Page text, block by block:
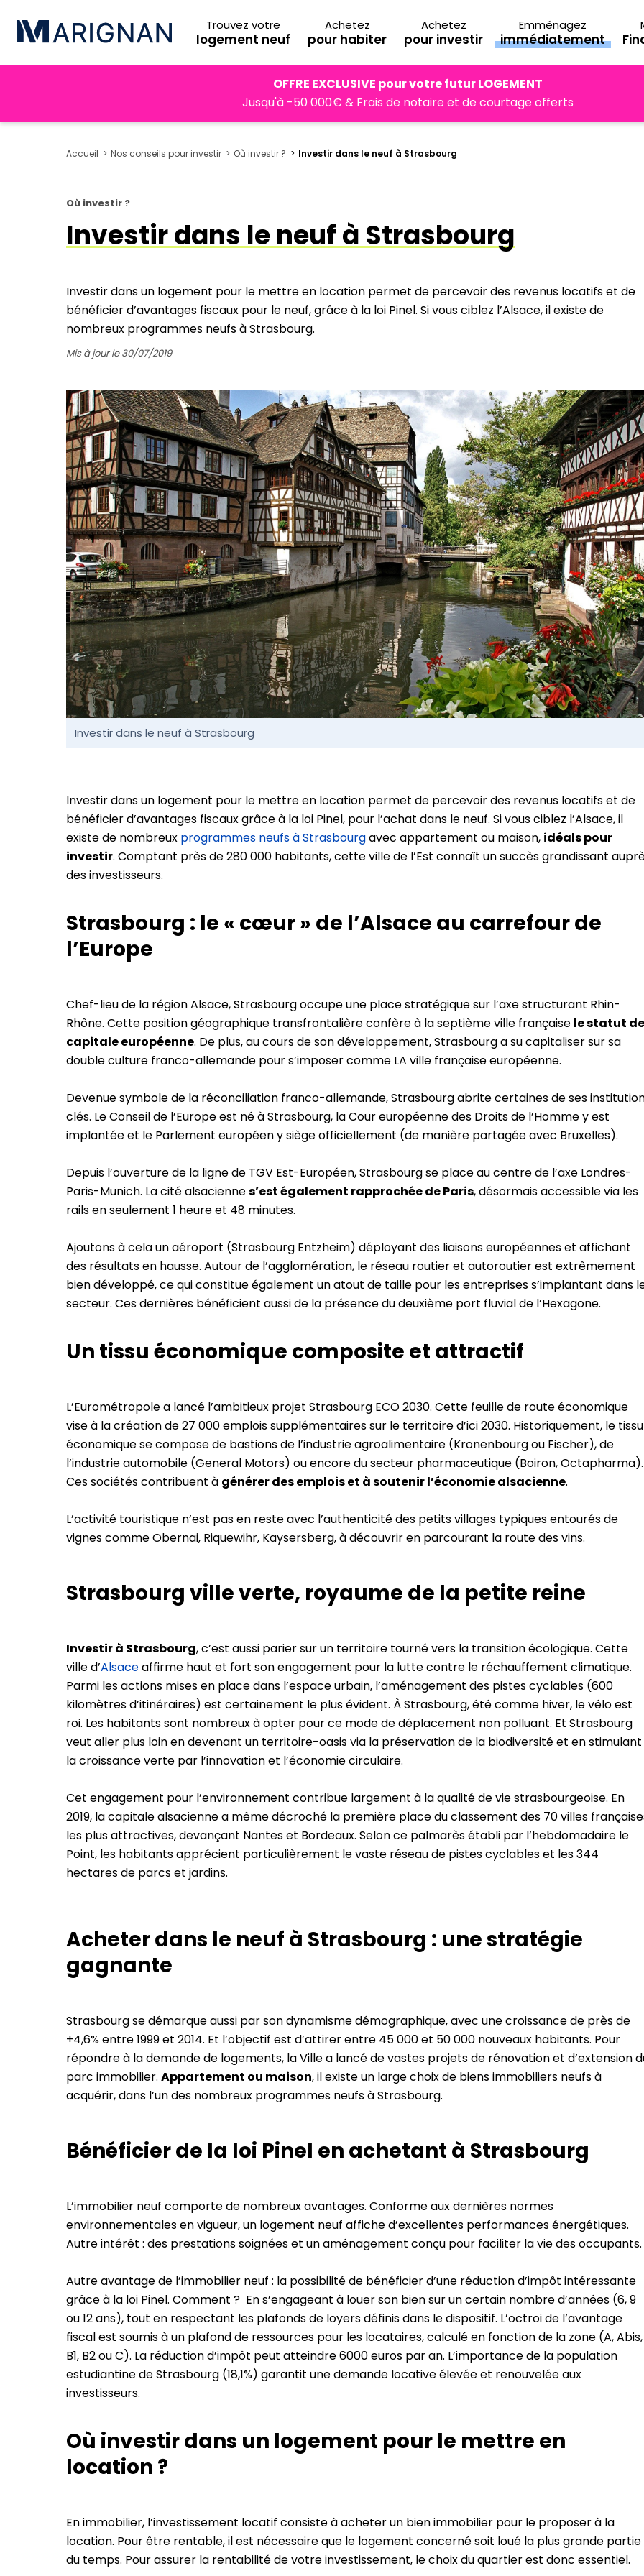
Trouvez votre
logement neuf
Achetez
pour habiter
Achetez
pour investir
Emménagez
immédiatement
OFFRE EXCLUSIVE pour votre futur LOGEMENT
Jusqu'à -50 000€ & Frais de notaire et de courtage offerts
Accueil Nos conseils pour investir Où investir ? Investir dans le neuf à Strasbourg
Où investir ?
Investir dans le neuf à Strasbourg
Investir dans un logement pour le mettre en location permet de percevoir des revenus locatifs et de
bénéficier d’avantages fiscaux pour le neuf, grâce à la loi Pinel. Si vous ciblez l’Alsace, il existe de
nombreux programmes neufs à Strasbourg.
Mis à jour le 30/07/2019
Investir dans le neuf à Strasbourg
Investir dans un logement pour le mettre en location permet de percevoir des revenus locatifs et de
bénéficier d’avantages fiscaux grâce à la loi Pinel, pour l’achat dans le neuf. Si vous ciblez l’Alsace, il
existe de nombreux programmes neufs à Strasbourgavec appartement ou maison, idéals pour
investir. Comptant près de 280 000 habitants, cette ville de l’Est connaît un succès grandissant
des investisseurs.
Strasbourg : le « cœur » de l’Alsace au carrefour de
l’Europe
Chef-lieu de la région Alsace, Strasbourg occupe une place stratégique sur l’axe structurant Rhin-
Rhône. Cette position géographique transfrontalière confère à la septième ville française le statut de
capitale européenne. De plus, au cours de son développement, Strasbourg a su capitaliser sur sa
double culture franco-allemande pour s’imposer comme LA ville française européenne.
Devenue symbole de la réconciliation franco-allemande, Strasbourg abrite certaines de ses
clés. Le Conseil de l’Europe est né à Strasbourg, la Cour européenne des Droits de l’Homme y est
implantée et le Parlement européen y siège officiellement (de manière partagée avec Bruxelles).
Depuis l’ouverture de la ligne de TGV Est-Européen, Strasbourg se place au centre de l’axe Londres-
Paris-Munich. La cité alsaciennes’est également rapprochée de Paris, désormais accessible via les
rails en seulement 1 heure et 48 minutes.
Ajoutons à cela un aéroport (Strasbourg Entzheim) déployant des liaisons européennes et affichant
des résultats en hausse. Autour de l’agglomération, le réseau routier et autoroutier est extrêmement
bien développé, ce qui constitue également un atout de taille pour les entreprises s’implantant dans
secteur. Ces dernières bénéficient aussi de la présence du deuxième port fluvial de l’Hexagone.
Un tissu économique composite et attractif
L’Eurométropole a lancé l’ambitieux projet Strasbourg ECO 2030. Cette feuille de route économique
vise à la création de 27 000 emplois supplémentaires sur le territoire d’ici 2030. Historiquement, le tissu
économique se compose de bastions de l’industrie agroalimentaire (Kronenbourg ou Fischer), de
l’industrie automobile (General Motors) ou encore du secteur pharmaceutique (Boiron, Octapharma).
Ces sociétés contribuent à générer des emplois et à soutenir l’économie alsacienne.
L’activité touristique n’est pas en reste avec l’authenticité des petits villages typiques entourés de
vignes comme Obernai, Riquewihr, Kaysersberg, à découvrir en parcourant la route des vins.
Strasbourg ville verte, royaume de la petite reine
Investir à Strasbourg, c’est aussi parier sur un territoire tourné vers la transition écologique. Cette
ville d’Alsaceaffirme haut et fort son engagement pour la lutte contre le réchauffement climatique.
Parmi les actions mises en place dans l’espace urbain, l’aménagement des pistes cyclables (600
kilomètres d’itinéraires) est certainement le plus évident. À Strasbourg, été comme hiver, le vélo est
roi. Les habitants sont nombreux à opter pour ce mode de déplacement non polluant. Et Strasbourg
veut aller plus loin en devenant un territoire-oasis via la préservation de la biodiversité et en stimulant
la croissance verte par l’innovation et l’économie circulaire.
Cet engagement pour l’environnement contribue largement à la qualité de vie strasbourgeoise. En
2019, la capitale alsacienne a même décroché la première place du classement des 70 villes
les plus attractives, devançant Nantes et Bordeaux. Selon ce palmarès établi par l’hebdomadaire le
Point, les habitants apprécient particulièrement le vaste réseau de pistes cyclables et les 344
hectares de parcs et jardins.
Acheter dans le neuf à Strasbourg : une stratégie
gagnante
Strasbourg se démarque aussi par son dynamisme démographique, avec une croissance de près de
+4,6% entre 1999 et 2014. Et l’objectif est d’attirer entre 45 000 et 50 000 nouveaux habitants. Pour
répondre à la demande de logements, la Ville a lancé de vastes projets de rénovation et d’extension
parc immobilier. Appartement ou maison, il existe un large choix de biens immobiliers neufs à
acquérir, dans l’un des nombreux programmes neufs à Strasbourg.
Bénéficier de la loi Pinel en achetant à Strasbourg
L’immobilier neuf comporte de nombreux avantages. Conforme aux dernières normes
environnementales en vigueur, un logement neuf affiche d’excellentes performances énergétiques.
Autre intérêt : des prestations soignées et un aménagement conçu pour faciliter la vie des occupants.
Autre avantage de l’immobilier neuf : la possibilité de bénéficier d’une réduction d’impôt intéressante
grâce à la loi Pinel. Comment ? En s’engageant à louer son bien sur un certain nombre d’années (6, 9
ou 12 ans), tout en respectant les plafonds de loyers définis dans le dispositif. L’octroi de l’avantage
fiscal est soumis à un plafond de ressources pour les locataires, calculé en fonction de la zone (A, Abis,
B1, B2 ou C). La réduction d’impôt peut atteindre 6000 euros par an. L’importance de la population
estudiantine de Strasbourg (18,1%) garantit une demande locative élevée et renouvelée aux
investisseurs.
Où investir dans un logement pour le mettre en
location ?
En immobilier, l’investissement locatif consiste à acheter un bien immobilier pour le proposer à la
location. Pour être rentable, il est nécessaire que le logement concerné soit loué la plus grande partie
du temps. Pour assurer la rentabilité de votre investissement, le choix du quartier est donc essentiel.